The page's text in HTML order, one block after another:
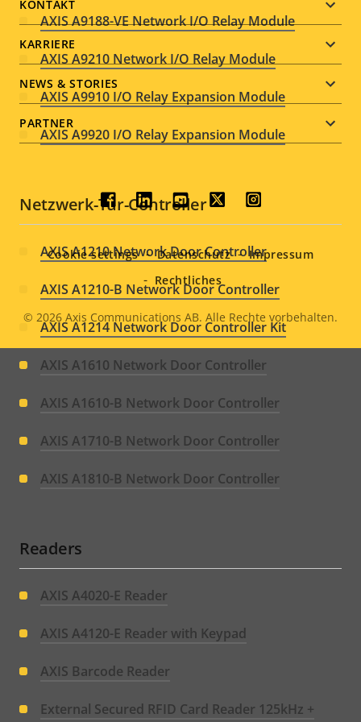
AXIS A9188-VE Network I/O Relay Module
AXIS A9210 Network I/O Relay Module
AXIS A9910 I/O Relay Expansion Module
AXIS A9920 I/O Relay Expansion Module
Netzwerk-Tür-Controller
AXIS A1210 Network Door Controller
AXIS A1210-B Network Door Controller
AXIS A1214 Network Door Controller Kit
AXIS A1610 Network Door Controller
AXIS A1610-B Network Door Controller
AXIS A1710-B Network Door Controller
AXIS A1810-B Network Door Controller
Readers
AXIS A4020-E Reader
AXIS A4120-E Reader with Keypad
AXIS Barcode Reader
External Secured RFID Card Reader 125kHz +
KONTAKT
KARRIERE
NEWS & STORIES
PARTNER
Social
menu
Legal
menu
© 2026 Axis Communications AB. Alle Rechte vorbehalten.
Cookie settings Datenschutz
Impressum
Rechtliches